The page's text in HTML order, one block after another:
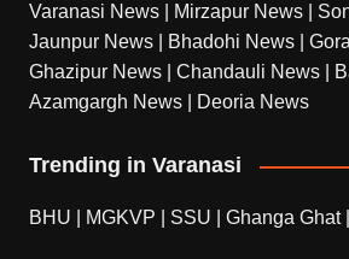
Varanasi News Mirzapur News
Jaunpur News
Bhadohi News
Ghazipur News
Chandauli News
Azamgargh News
Deoria News
Trending in Varanasi
BHU MGKVP SSU Ghanga Ghat|